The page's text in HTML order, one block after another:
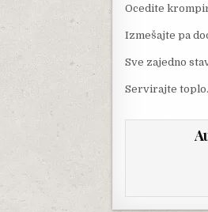
Ocedite
Izmešajte pa
Sve zajedno
Servirajte toplo.